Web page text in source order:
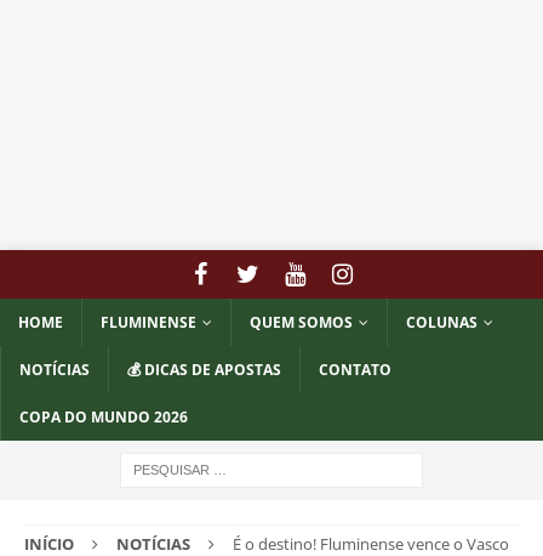
HOME FLUMINENSE QUEM SOMOS COLUNAS
NOTÍCIAS 💰 DICAS DE APOSTAS CONTATO
COPA DO MUNDO 2026
INÍCIO NOTÍCIAS
É o destino! Fluminense vence o Vasco